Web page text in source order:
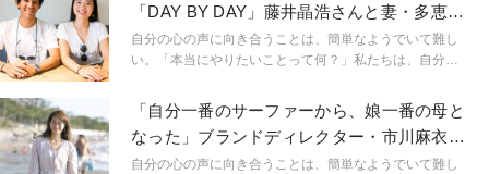
「DAY BY DAY」藤井晶浩さんと妻・多恵子
さんの生き方
自分の心の声に向き合うことは、簡単なようでいて難し
い。「本当にやりたいことって何？」私たちは、自分の
る。だけど、そんなあなたは心の底から笑えているだろ
うか？ 本連載ではインタビュー形式で、笑顔が素敵な女
性たちの「笑顔のきっかけ」を探っていく。彼女たちに
とって、笑顔にさせてくれるコトって何だろう？ どうや
「自分一番のサーファーから、娘一番の母と
なった」ブランドディレクター・市川麻衣子
さんの生き方
自分の心の声に向き合うことは、簡単なようでいて難し